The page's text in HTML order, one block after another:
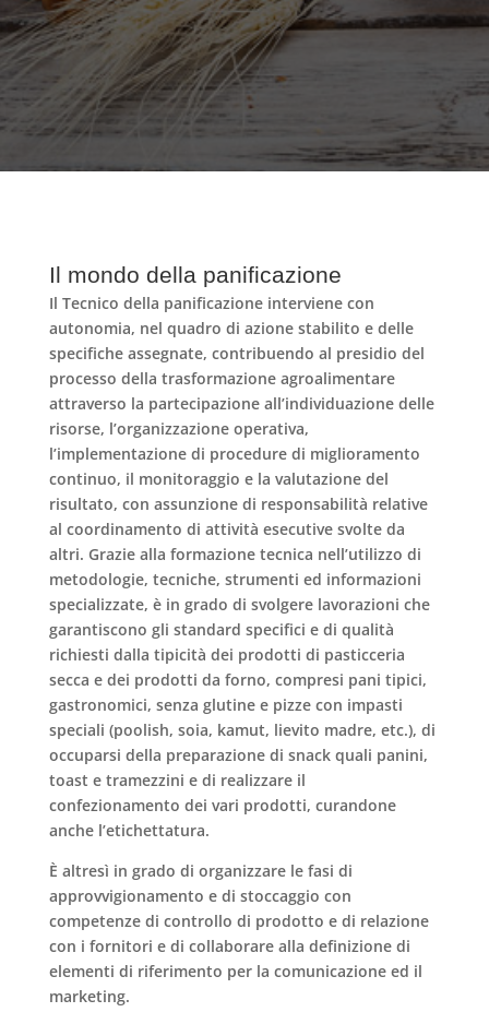
Il mondo della panificazione
Il Tecnico della panificazione interviene con
autonomia, nel quadro di azione stabilito e delle
specifiche assegnate, contribuendo al presidio del
processo della trasformazione agroalimentare
attraverso la partecipazione all’individuazione delle
risorse, l’organizzazione operativa,
l’implementazione di procedure di miglioramento
continuo, il monitoraggio e la valutazione del
risultato, con assunzione di responsabilità relative
al coordinamento di attività esecutive svolte da
altri. Grazie alla formazione tecnica nell’utilizzo di
metodologie, tecniche, strumenti ed informazioni
specializzate, è in grado di svolgere lavorazioni che
garantiscono gli standard specifici e di qualità
richiesti dalla tipicità dei prodotti di pasticceria
secca e dei prodotti da forno, compresi pani tipici,
gastronomici, senza glutine e pizze con impasti
speciali (poolish, soia, kamut, lievito madre, etc.), di
occuparsi della preparazione di snack quali panini,
toast e tramezzini e di realizzare il
confezionamento dei vari prodotti, curandone
anche l’etichettatura.
È altresì in grado di organizzare le fasi di
approvvigionamento e di stoccaggio con
competenze di controllo di prodotto e di relazione
con i fornitori e di collaborare alla definizione di
elementi di riferimento per la comunicazione ed il
marketing.